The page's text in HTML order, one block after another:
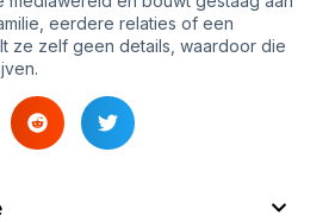
eerdere relaties of een
ze zelf geen details, waardoor die